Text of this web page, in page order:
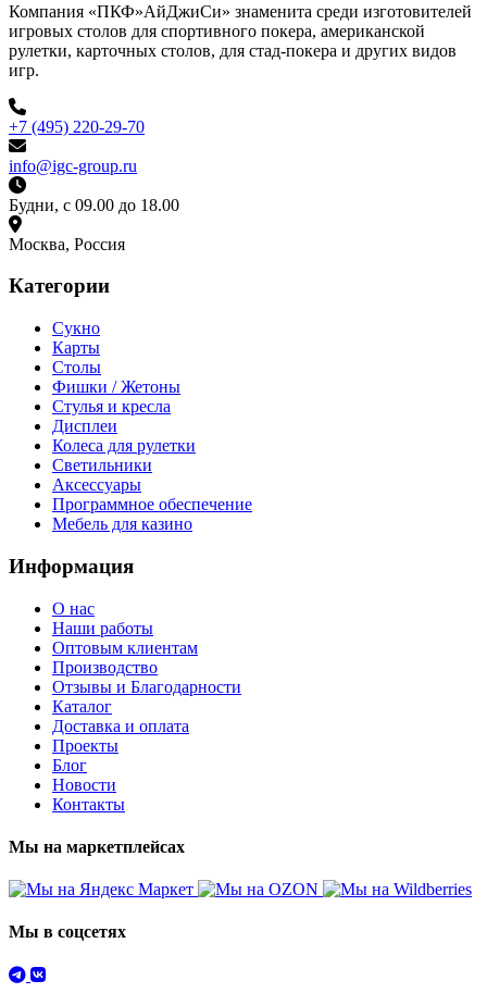
Компания «ПКФ»АйДжиСи» знаменита среди изготовителей
игровых столов для спортивного покера, американской
рулетки, карточных столов, для стад-покера и других видов
игр.
+7 (495) 220-29-70
info@igc-group.ru
Будни, с 09.00 до 18.00
Москва, Россия
Категории
Сукно
Карты
Столы
Фишки / Жетоны
Стулья и кресла
Дисплеи
Колеса для рулетки
Светильники
Аксессуары
Программное обеспечение
Мебель для казино
Информация
О нас
Наши работы
Оптовым клиентам
Производство
Отзывы и Благодарности
Каталог
Доставка и оплата
Проекты
Блог
Новости
Контакты
Мы на маркетплейсах
Мы в соцсетях